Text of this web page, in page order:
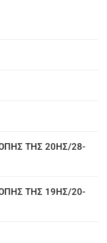
ΤΗΣ 20ΗΣ/28-
ΤΗΣ 19ΗΣ/20-